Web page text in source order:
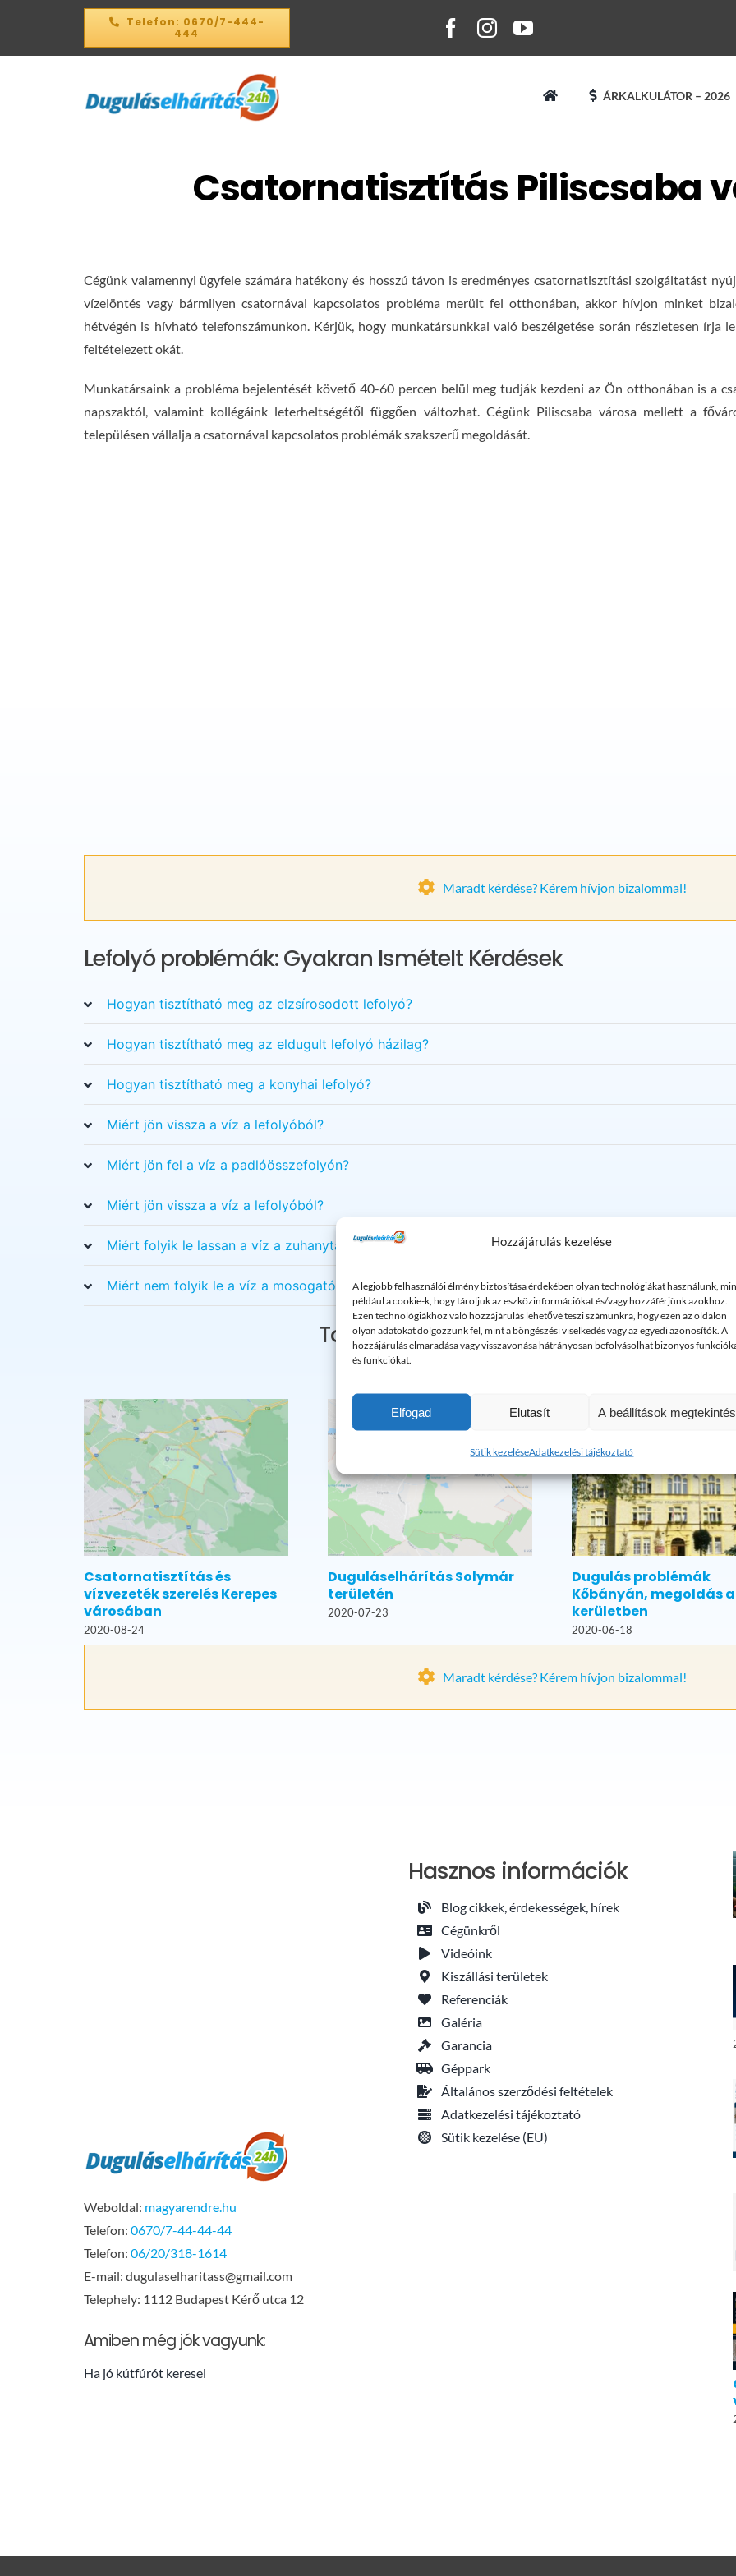
Hozzájárulás kezelése
A legjobb felhasználói élmény biztosítása érdekében olyan technológiákat használunk,
például a cookie-k, hogy tároljuk az eszközinformációkat és/vagy hozzáférjünk azokhoz.
Ezen technológiákhoz való hozzájárulás lehetővé teszi számunkra, hogy ezen az oldalon
olyan adatokat dolgozzunk fel, mint a böngészési viselkedés vagy az egyedi azonosítók. A
hozzájárulás elmaradása vagy visszavonása hátrányosan befolyásolhat bizonyos
és funkciókat.
Elfogad Elutasít A beállítások
Sütik kezeléseAdatkezelési tájékoztató
Telefon: 0670/7-444-
444
ÁRKALKULÁTOR – 2026
Csatornatisztítás Piliscsaba
Cégünk valamennyi ügyfele számára hatékony és hosszú távon is eredményes csatornatisztítási szolgáltatást
vízelöntés vagy bármilyen csatornával kapcsolatos probléma merült fel otthonában, akkor hívjon minket
hétvégén is hívható telefonszámunkon. Kérjük, hogy munkatársunkkal való beszélgetése során részletesen írja
feltételezett okát.
Munkatársaink a probléma bejelentését követő 40-60 percen belül meg tudják kezdeni az Ön otthonában is a
napszaktól, valamint kollégáink leterheltségétől függően változhat. Cégünk Piliscsaba városa mellett a
településen vállalja a csatornával kapcsolatos problémák szakszerű megoldását.
Maradt kérdése? Kérem hívjon bizalommal!
Lefolyó problémák: Gyakran Ismételt Kérdések
Hogyan tisztítható meg az elzsírosodott lefolyó?
Hogyan tisztítható meg az eldugult lefolyó házilag?
Hogyan tisztítható meg a konyhai lefolyó?
Miért jön vissza a víz a lefolyóból?
Miért jön fel a víz a padlóösszefolyón?
Miért jön vissza a víz a lefolyóból?
Miért folyik le lassan a víz a zuhanytálcából?
Miért nem folyik le a víz a mosogatóban?
További érdekes cikkek a
Csatornatisztítás és
vízvezeték szerelés Kerepes
városában
2020-08-24
Duguláselhárítás Solymár
területén
2020-07-23
Dugulás problémák
Kőbányán, megoldás a
kerületben
2020-06-18
Maradt kérdése? Kérem hívjon bizalommal!
Weboldal: magyarendre.hu
Telefon: 0670/7-44-44-44
Telefon: 06/20/318-1614
E-mail: dugulaselharitass@gmail.com
Telephely: 1112 Budapest Kérő utca 12
Amiben még jók vagyunk:
Ha jó kútfúrót keresel
Hasznos információk
Blog cikkek, érdekességek, hírek
Cégünkről
Videóink
Kiszállási területek
Referenciák
Galéria
Garancia
Géppark
Általános szerződési feltételek
Adatkezelési tájékoztató
Sütik kezelése (EU)